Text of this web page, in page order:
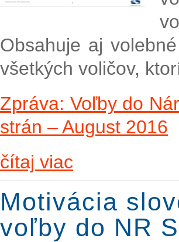
Obsahuje aj
všetkých voličov,
Zpráva: Voľby do
strán – August 2016
čítaj viac
Motivácia
voľby do NR